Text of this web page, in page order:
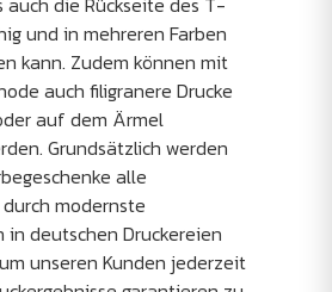
und in mehreren Farben
kann. Zudem können mit
auch filigranere Drucke
auf dem Ärmel
Grundsätzlich werden
alle
modernste
in deutschen Druckereien
unseren Kunden jederzeit